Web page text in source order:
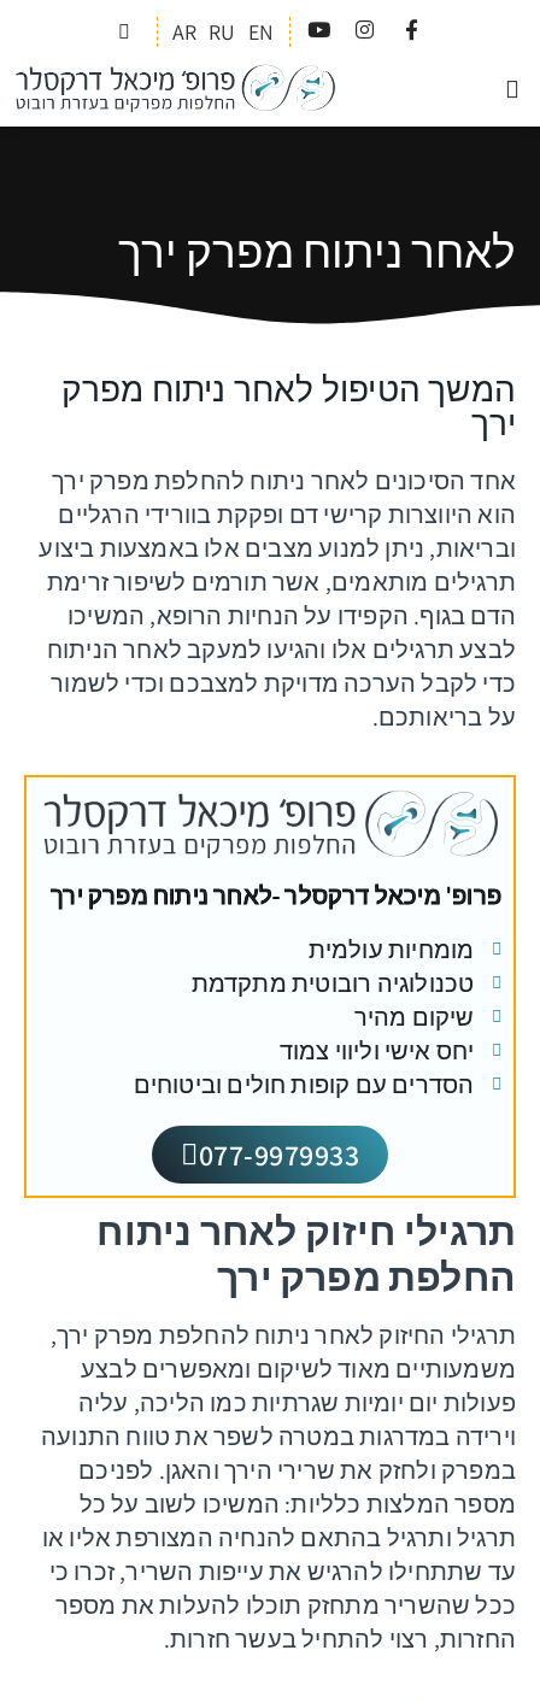
EN
RU
AR
לאחר ניתוח מפרק ירך
המשך הטיפול לאחר ניתוח מפרק
ירך
אחד הסיכונים לאחר ניתוח להחלפת מפרק ירך
הוא היווצרות קרישי דם ופקקת בוורידי הרגליים
ובריאות, ניתן למנוע מצבים אלו באמצעות ביצוע
תרגילים מותאמים, אשר תורמים לשיפור זרימת
הדם בגוף. הקפידו על הנחיות הרופא, המשיכו
לבצע תרגילים אלו והגיעו למעקב לאחר הניתוח
כדי לקבל הערכה מדויקת למצבכם וכדי לשמור
על בריאותכם.
פרופ' מיכאל דרקסלר -לאחר ניתוח מפרק ירך
מומחיות עולמית
טכנולוגיה רובוטית מתקדמת
שיקום מהיר
יחס אישי וליווי צמוד
הסדרים עם קופות חולים וביטוחים
077-9979933
תרגילי חיזוק לאחר ניתוח
החלפת מפרק ירך
תרגילי החיזוק לאחר ניתוח להחלפת מפרק ירך,
משמעותיים מאוד לשיקום ומאפשרים לבצע
פעולות יום יומיות שגרתיות כמו הליכה, עליה
וירידה במדרגות במטרה לשפר את טווח התנועה
במפרק ולחזק את שרירי הירך והאגן. לפניכם
מספר המלצות כלליות: המשיכו לשוב על כל
תרגיל ותרגיל בהתאם להנחיה המצורפת אליו או
עד שתתחילו להרגיש את עייפות השריר, זכרו כי
ככל שהשריר מתחזק תוכלו להעלות את מספר
החזרות, רצוי להתחיל בעשר חזרות.